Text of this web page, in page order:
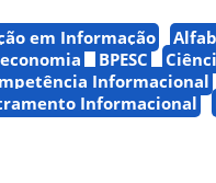
em Informação
BPESC
Informacional
Informacional